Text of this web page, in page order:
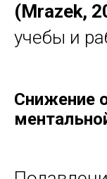
(Mrazek,
учебы и
Снижение